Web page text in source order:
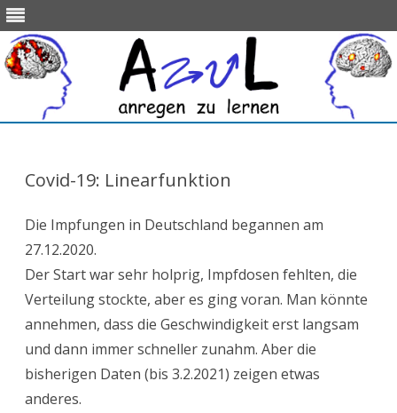
Covid-19: Linearfunktion
Die Impfungen in Deutschland begannen am
27.12.2020.
Der Start war sehr holprig, Impfdosen fehlten, die
Verteilung stockte, aber es ging voran. Man könnte
annehmen, dass die Geschwindigkeit erst langsam
und dann immer schneller zunahm. Aber die
bisherigen Daten (bis 3.2.2021) zeigen etwas
anderes.